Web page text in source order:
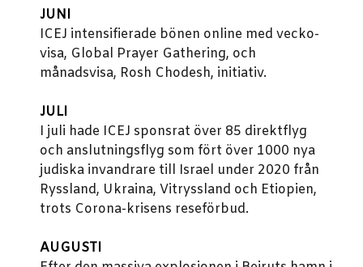
JUNI
ICEJ intensifierade bönen online med vecko-
visa, Global Prayer Gathering, och
månadsvisa, Rosh Chodesh, initiativ.
JULI
I juli hade ICEJ sponsrat över 85 direktflyg
och anslutningsflyg som fört över 1000 nya
judiska invandrare till Israel under 2020 från
Ryssland, Ukraina, Vitryssland och Etiopien,
trots Corona-krisens reseförbud.
AUGUSTI